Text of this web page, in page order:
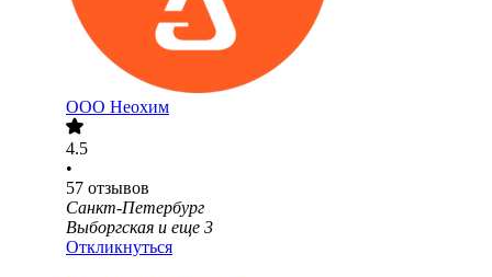
ООО Неохим
4.5
•
57 отзывов
Санкт-Петербург
Выборгская и еще 3
Откликнуться